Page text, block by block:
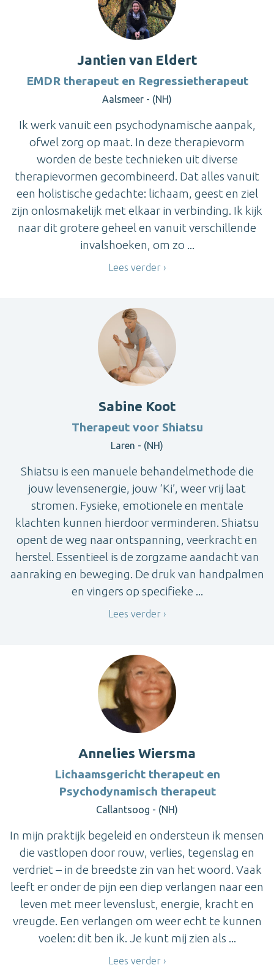
Jantien van Eldert
EMDR therapeut en Regressietherapeut
Aalsmeer - (NH)
Ik werk vanuit een psychodynamische aanpak,
ofwel zorg op maat. In deze therapievorm
worden de beste technieken uit diverse
therapievormen gecombineerd. Dat alles vanuit
een holistische gedachte: lichaam, geest en ziel
zijn onlosmakelijk met elkaar in verbinding. Ik kijk
naar dit grotere geheel en vanuit verschillende
invalshoeken, om zo ...
Lees verder
Sabine Koot
Therapeut voor Shiatsu
Laren - (NH)
Shiatsu is een manuele behandelmethode die
jouw levensenergie, jouw ‘Ki’, weer vrij laat
stromen. Fysieke, emotionele en mentale
klachten kunnen hierdoor verminderen. Shiatsu
opent de weg naar ontspanning, veerkracht en
herstel. Essentieel is de zorgzame aandacht van
aanraking en beweging. De druk van handpalmen
en vingers op specifieke ...
Lees verder
Annelies Wiersma
Lichaamsgericht therapeut en
Psychodynamisch therapeut
Callantsoog - (NH)
In mijn praktijk begeleid en ondersteun ik mensen
die vastlopen door rouw, verlies, tegenslag en
verdriet – in de breedste zin van het woord. Vaak
leeft er onder de pijn een diep verlangen naar een
leven met meer levenslust, energie, kracht en
vreugde. Een verlangen om weer echt te kunnen
voelen: dit ben ik. Je kunt mij zien als ...
Lees verder